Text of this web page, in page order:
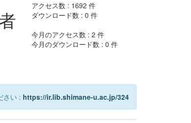
アクセス数 : 1692 件
ダウンロード数 :0 件
今月のアクセス数 :2 件
今月のダウンロード数 :0 件
さい : https://ir.lib.shimane-u.ac.jp/324